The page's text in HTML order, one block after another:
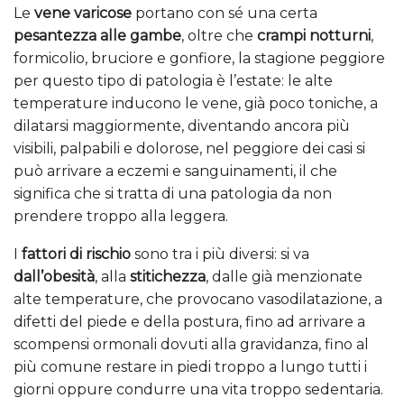
Le vene varicose portano con sé una certa
pesantezza alle gambe, oltre che crampi notturni,
formicolio, bruciore e gonfiore, la stagione peggiore
per questo tipo di patologia è l’estate: le alte
temperature inducono le vene, già poco toniche, a
dilatarsi maggiormente, diventando ancora più
visibili, palpabili e dolorose, nel peggiore dei casi si
può arrivare a eczemi e sanguinamenti, il che
significa che si tratta di una patologia da non
prendere troppo alla leggera.
I fattori di rischio sono tra i più diversi: si va
dall’obesità, alla stitichezza, dalle già menzionate
alte temperature, che provocano vasodilatazione, a
difetti del piede e della postura, fino ad arrivare a
scompensi ormonali dovuti alla gravidanza, fino al
più comune restare in piedi troppo a lungo tutti i
giorni oppure condurre una vita troppo sedentaria.